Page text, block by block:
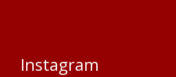
Instagram